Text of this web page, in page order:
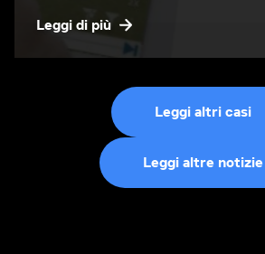
Leggi di più
Leggi altri casi
Leggi altre notizie